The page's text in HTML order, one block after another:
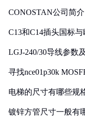
CONOSTAN公司简介
C13和C14插头国标
LGJ-240/30导线参数
寻找nce01p30k
电梯的尺寸有哪些规
镀锌方管尺寸一般有